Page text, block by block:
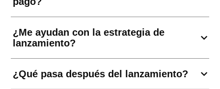
¿Me ayudan con la estrategia de
lanzamiento?
¿Qué pasa después del lanzamiento?